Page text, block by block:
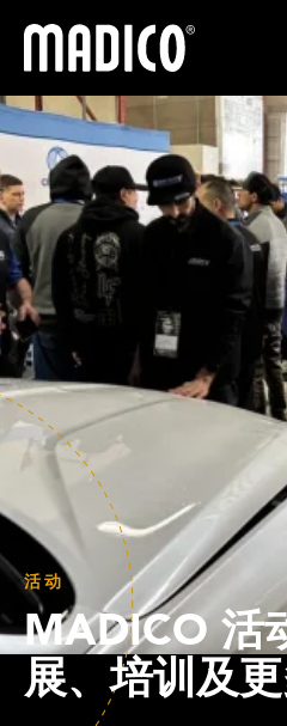
马迪科
活动
MADICO 活
展、培训及